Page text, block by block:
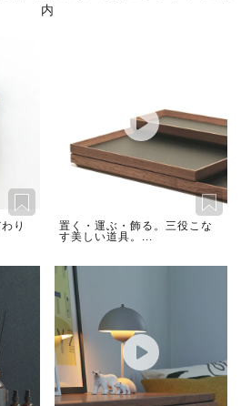
内
り
置く・運ぶ・飾る。三役こな
す美しい道具。...